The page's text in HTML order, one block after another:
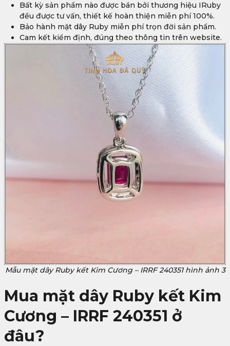
Bất kỳ sản phẩm nào được bán bởi thương hiệu IRuby
đều được tư vấn, thiết kế hoàn thiện miễn phí 100%.
Bảo hành mặt dây Ruby miễn phí trọn đời sản phẩm.
Cam kết kiểm định, đúng theo thông tin trên website.
Mẫu mặt dây Ruby kết Kim Cương – IRRF 240351 hình ảnh 3
Mua mặt dây Ruby kết Kim
Cương – IRRF 240351 ở
đâu?